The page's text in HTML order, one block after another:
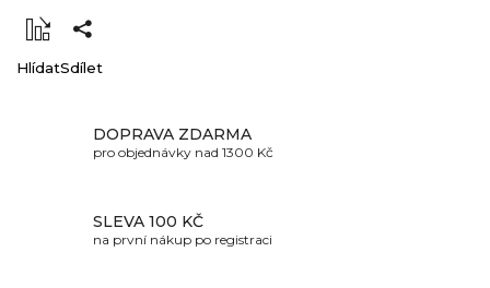
HlídatSdílet
DOPRAVA ZDARMA
pro objednávky nad 1300 Kč
SLEVA 100 KČ
na první nákup po registraci